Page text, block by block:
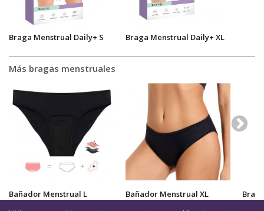
Braga Menstrual Daily+ S Braga Menstrual Daily+ XL
Más bragas menstruales
Bañador Menstrual L Bañador Menstrual XL